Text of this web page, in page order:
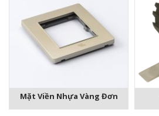
Mặt Viền Nhựa Vàng Đơn